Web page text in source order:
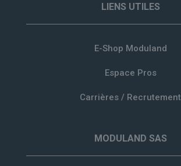
LIENS UTILES
E-Shop Moduland
Espace Pros
Carrières / Recrutement
MODULAND SAS